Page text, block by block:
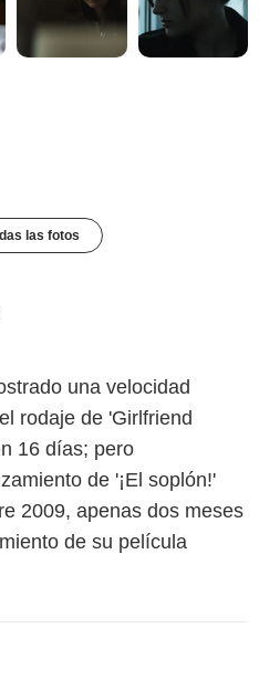
las fotos
una velocidad
rodaje de 'Girlfriend
16 días; pero
de '¡El soplón!'
2009, apenas dos meses
de su película